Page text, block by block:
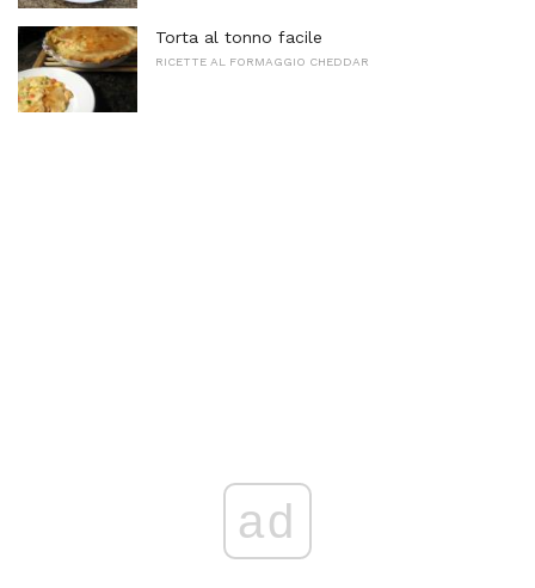
Torta al tonno facile
RICETTE AL FORMAGGIO CHEDDAR
ad